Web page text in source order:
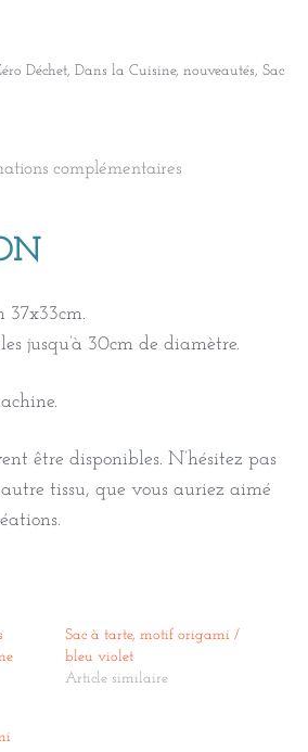
Déchet, Dans la Cuisine, nouveautés, Sac
complémentaires
37x33cm.
jusqu’à 30cm de diamètre.
être disponibles. N’hésitez pas
tissu, que vous auriez aimé
Sac à tarte, motif origami /
bleu violet
Article similaire